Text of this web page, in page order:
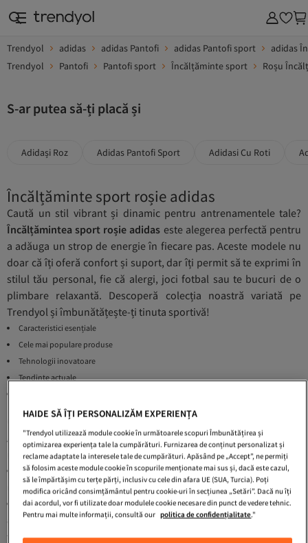
Trendyol adidas adidas Pantofi adidas Pantofi sport
adidas
Trendyol
Pantofi Pantofi sport Încălțăminte sport Roșu
S-ar putea să-ți placă și
Adidași Roz Adidas Pantofi Sport Adidasi Cu Roti
Încălțăminte sport roșie adidas
Caută un stil vibrant și dinamic pentru antrenamentele tale?
Încălțămintea sport roșie adidas este alegerea perfectă pentru
a adăuga un strop de energie în fiecare pas. Aceste modele nu
doar că îți oferă confort și suport, dar îți permit să te exprimi în
stilul tău personal, fie că alergi, joci fotbal sau te bucuri de o
plimbare relaxantă. Descoperă colecția noastră variată pe
Trendyol și îmbunătățește-ți tinuta sportivă!
Caracteristici esențiale
Cele mai populare produse
Tehnologii inovatoare
Tendințe actuale
Caracteristici esențiale
Alegereaîncălțămintei sport roșii adidasimplică mai mult decât
un simplu aspect estetic. Iată ce trebuie să cauți:
Confort și potrivire: Multe dintre modelele adidas sunt true to size, dar este
recomandat să verifici specificațiile fiecărui model pentru a alege mărimea perfectă.
Performanță: În funcție de sportul pe care îl practici, caută caracteristici precum
amortizarea, suportul și respirabilitatea. De exemplu, pentru alergare, o talpă cu
tehnologie Boost poate oferi un plus de confort.
HAIDE SĂ ÎȚI PERSONALIZĂM EXPERIENȚA
"Trendyol utilizează module cookie în următoarele scopuri Îmbunătățirea și
optimizarea experiența tale la cumpărături. Furnizarea de conținut personalizat și
reclame adaptate la interesele tale de cumpărături. Apăsând pe „Accept”, ne permiți
să folosim aceste module cookie în scopurile menționate mai sus și, dacă este cazul,
să le împărtășim cu terțe părți, inclusiv cu cele din afara UE (SUA, Turcia). Poți
modifica oricând consimțământul pentru cookie-uri în secțiunea „Setări”. Dacă nu îți
dai acordul, vor fi utilizate doar modulele cookie necesare din punct de vedere tehnic.
Pentru mai multe informații, consultă our politica de confidențialitate."